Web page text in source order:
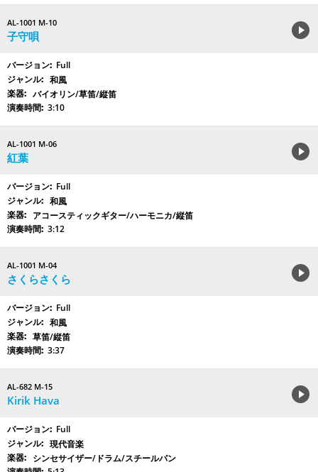
AL-1001 M-10
子守唄
Full
和風
バイオリン/草笛/縦笛
3:10
AL-1001 M-06
紅葉
Full
和風
アコースティックギター/ハーモニカ/縦笛
3:12
AL-1001 M-04
さくらさくら
Full
和風
草笛/縦笛
3:37
AL-682 M-15
Kirik Hava
Full
現代音楽
シンセサイザー/ドラム/スチールパン